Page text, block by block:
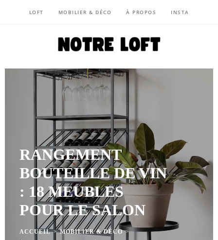
LOFT MOBILIER & DÉCO À PROPOS INSTA
RANGEMENT
BOUTEILLE DE VIN
: 18 MEUBLES
POUR LE SALON
ACCUEIL>MOBILIER & DÉCO>